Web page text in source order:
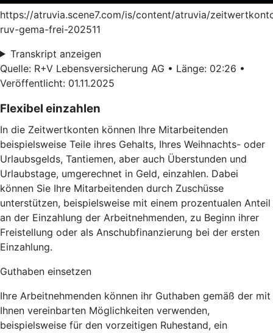
https://atruvia.scene7.com/is/content/atruvia/
ruv-gema-frei-202511
Transkript anzeigen
Quelle: R+V Lebensversicherung AG • Länge: 02:26 •
Veröffentlicht: 01.11.2025
Flexibel einzahlen
In die Zeitwertkonten können Ihre Mitarbeitenden
beispielsweise Teile ihres Gehalts, Ihres Weihnachts- oder
Urlaubsgelds, Tantiemen, aber auch Überstunden und
Urlaubstage, umgerechnet in Geld, einzahlen. Dabei
können Sie Ihre Mitarbeitenden durch Zuschüsse
unterstützen, beispielsweise mit einem prozentualen Anteil
an der Einzahlung der Arbeitnehmenden, zu Beginn ihrer
Freistellung oder als Anschubfinanzierung bei der ersten
Einzahlung.
Guthaben einsetzen
Ihre Arbeitnehmenden können ihr Guthaben gemäß der mit
Ihnen vereinbarten Möglichkeiten verwenden,
beispielsweise für den vorzeitigen Ruhestand, ein